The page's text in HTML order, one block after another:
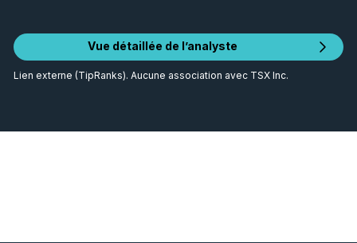
Vue détaillée de l’analyste
Lien externe (TipRanks). Aucune association avec TSX Inc.